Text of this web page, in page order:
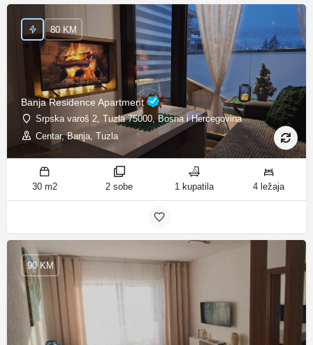
Banja Residence Apartment
Srpska varoš 2, Tuzla 75000, Bosna i Hercegovina
Centar, Banja, Tuzla
80 KM
30 m2 2 sobe 1 kupatila 4 ležaja
90 KM